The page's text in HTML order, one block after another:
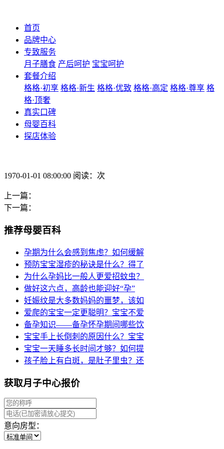
首页
品牌中心
专致服务
月子膳食 产后呵护 宝宝呵护
套餐介绍
格格·初享 格格·新生 格格·优致 格格·高定 格格·尊享 格
格·顶奢
真实口碑
母婴百科
探店体验
1970-01-01 08:00:00 阅读：次
上一篇：
下一篇：
推荐母婴百科
孕期为什么会感到焦虑？如何缓解
预防宝宝湿疹的秘诀是什么？得了
为什么孕妈比一般人更爱招蚊虫？
做好这六点，高龄也能迎好“孕”
妊娠纹是大多数妈妈的噩梦，该如
爱爬的宝宝一定更聪明？宝宝不爱
备孕知识——备孕怀孕期间哪些饮
宝宝手上长倒刺的原因什么？宝宝
宝宝一天睡多长时间才够？如何提
孩子脸上有白斑，是肚子里虫？还
获取月子中心报价
意向房型：